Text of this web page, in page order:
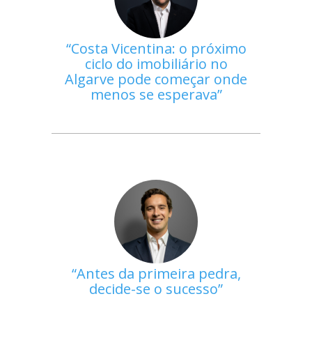
Costa Vicentina: o próximo
ciclo do imobiliário no
Algarve pode começar onde
menos se esperava
Antes da primeira pedra,
decide-se o sucesso